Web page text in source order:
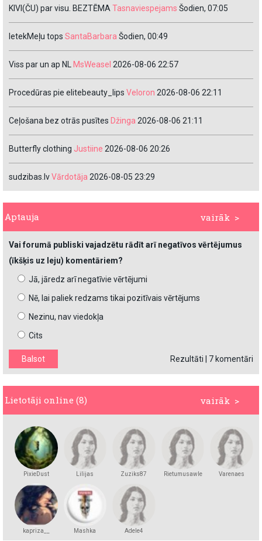
KIVI(ČU) par visu. BEZTĒMATasnaviespejams Šodien, 07:05
IetekMeļu tops SantaBarbara Šodien, 00:49
Viss par un ap NL MsWeasel 2026-08-06 22:57
Procedūras pie elitebeauty_lips Veloron 2026-08-06 22:11
Ceļošana bez otrās pusītes Džinga 2026-08-06 21:11
Butterfly clothing Justiine 2026-08-06 20:26
sudzibas.lvVārdotāja 2026-08-05 23:29
vairāk >
Aptauja
Vai forumā publiski vajadzētu rādīt arī negatīvos vērtējumus
(īkšķis uz leju) komentāriem?
Jā, jāredz arī negatīvie vērtējumi
Nē, lai paliek redzams tikai pozitīvais vērtējums
Nezinu, nav viedokļa
Cits
Rezultāti 7 komentāri
vairāk >
Lietotāji online (8)
PixieDust Lilijas Zuziks87 Rietumusawle Varenaes
kapriza__
Mashka
Adele4